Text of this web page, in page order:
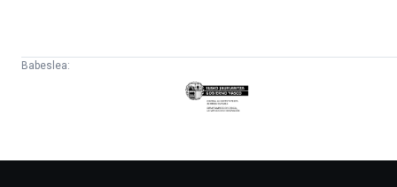
Babeslea:
Eusko
Jaurlaritza